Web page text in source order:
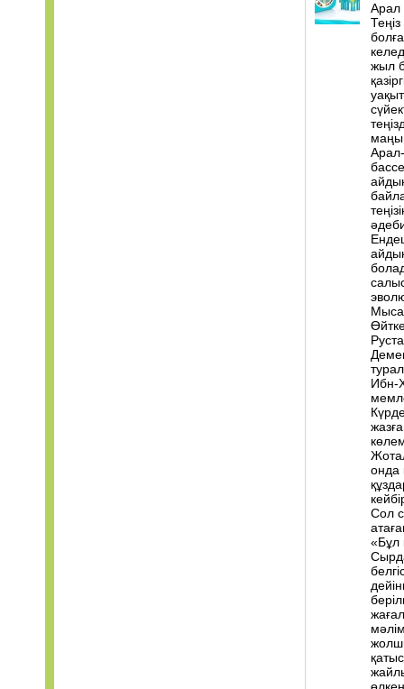
Арал
жыл
Ибн-
онда
Сол
«Бұл